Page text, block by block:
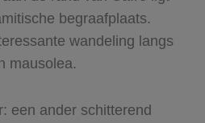
begraafplaats.
wandeling langs
mausolea.
een ander schitterend